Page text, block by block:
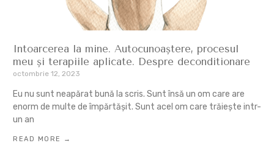
Intoarcerea la mine. Autocunoaștere, procesul
meu și terapiile aplicate. Despre deconditionare
octombrie 12, 2023
Eu nu sunt neapărat bună la scris. Sunt însă un om care are
enorm de multe de împărtășit. Sunt acel om care trăiește intr-
un an
READ MORE →